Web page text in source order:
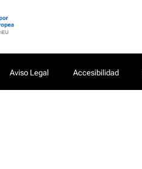
Aviso Legal Accesibilidad